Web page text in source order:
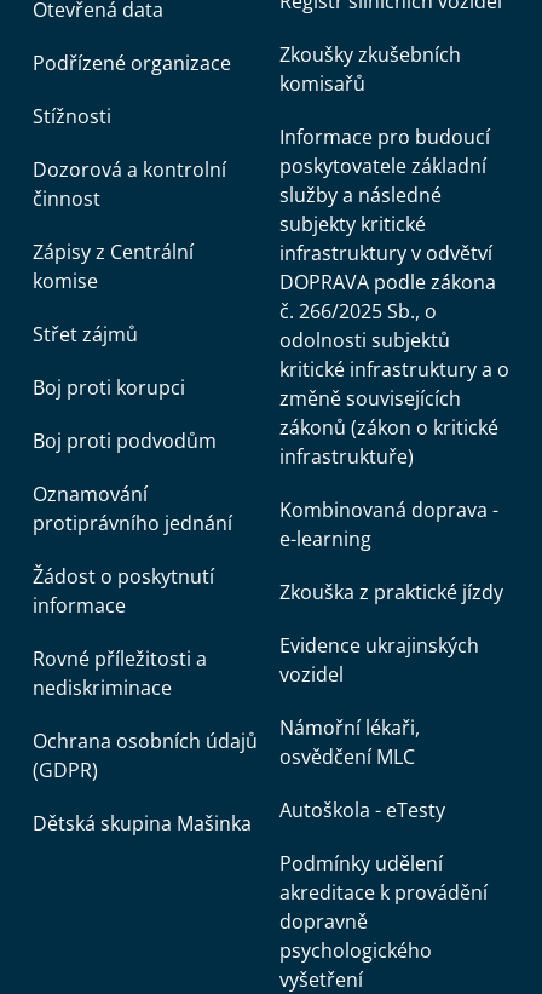
Otevřená data
Podřízené organizace
Stížnosti
Dozorová a kontrolní
činnost
Zápisy z Centrální
komise
Střet zájmů
Boj proti korupci
Boj proti podvodům
Oznamování
protiprávního jednání
Žádost o poskytnutí
informace
Rovné příležitosti a
nediskriminace
Ochrana osobních údajů
(GDPR)
Dětská skupina Mašinka
Zkoušky zkušebních
komisařů
Informace pro budoucí
poskytovatele základní
služby a následné
subjekty kritické
infrastruktury v odvětví
DOPRAVA podle zákona
č. 266/2025 Sb., o
odolnosti subjektů
kritické infrastruktury a o
změně souvisejících
zákonů (zákon o kritické
infrastruktuře)
Kombinovaná doprava -
e-learning
Zkouška z praktické jízdy
Evidence ukrajinských
vozidel
Námořní lékaři,
osvědčení MLC
Autoškola - eTesty
Podmínky udělení
akreditace k provádění
dopravně
psychologického
vyšetření